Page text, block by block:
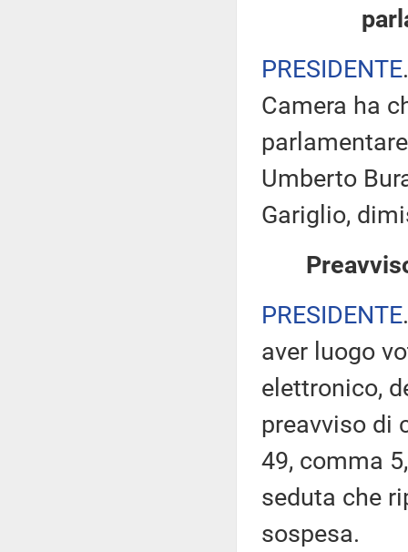
PRESIDENTE
Camera ha
Umberto
Gariglio,
PRESIDENTE
aver luogo
elettronico,
preavviso di
49, comma
seduta che
sospesa.